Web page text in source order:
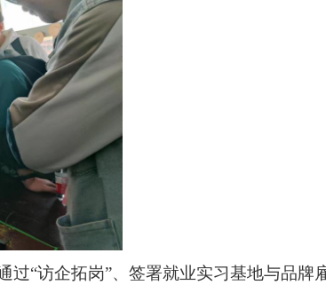
过“访企拓岗”、签署就业实习基地与品牌